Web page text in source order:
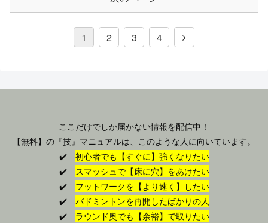
1 2 3 4
ここだけでしか届かない情報を配信中！
【無料】の『技』マニュアルは、このような人に向いています。
✔️ 初心者でも【すぐに】強くなりたい
✔️ スマッシュで【床に穴】をあけたい
✔️ フットワークを【より速く】したい
✔️ バドミントンを再開したばかりの人
✔️ ラウンド奥でも【余裕】で取りたい